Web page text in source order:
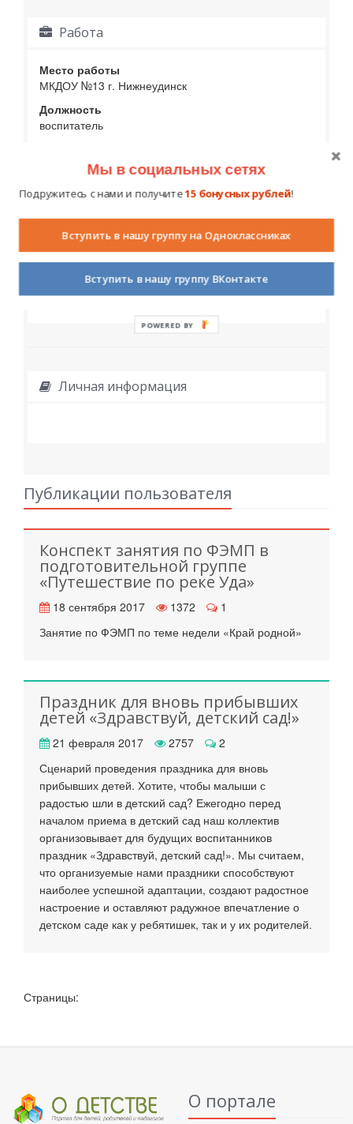
Работа
Место работы
МКДОУ №13 г. Нижнеудинск
Должность
воспитатель
Дополнительное образование,
достижения, награды
Личная информация
Публикации пользователя
Конспект занятия по ФЭМП в
подготовительной группе
«Путешествие по реке Уда»
18 сентября 2017 1372
1
Занятие по ФЭМП по теме недели «Край родной»
Праздник для вновь прибывших
детей «Здравствуй, детский сад!»
21 февраля 2017 2757
2
Сценарий проведения праздника для вновь
прибывших детей. Хотите, чтобы малыши с
радостью шли в детский сад? Ежегодно перед
началом приема в детский сад наш коллектив
организовывает для будущих воспитанников
праздник «Здравствуй, детский сад!». Мы считаем,
что организуемые нами праздники способствуют
наиболее успешной адаптации, создают радостное
настроение и оставляют радужное впечатление о
детском саде как у ребятишек, так и у их родителей.
Страницы:
О портале
Мы в социальных сетях
Подружитесь с нами и получите15 бонусных рублей!
Вступить в нашу группу на Одноклассниках
Вступить в нашу группу ВКонтакте
POWERED BY